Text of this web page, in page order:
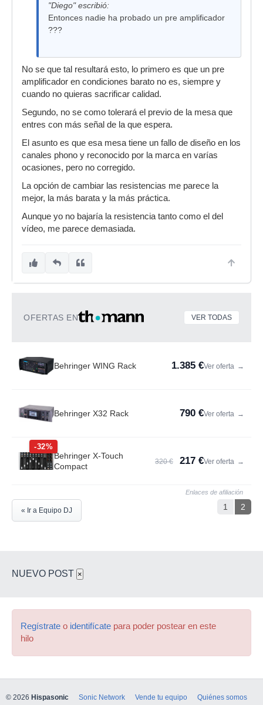
"Diego" escribió:
Entonces nadie ha probado un pre amplificador
???
No se que tal resultará esto, lo primero es que un pre
amplificador en condiciones barato no es, siempre y
cuando no quieras sacrificar calidad.
Segundo, no se como tolerará el previo de la mesa que
entres con más señal de la que espera.
El asunto es que esa mesa tiene un fallo de diseño en los
canales phono y reconocido por la marca en varías
ocasiones, pero no corregido.
La opción de cambiar las resistencias me parece la
mejor, la más barata y la más práctica.
Aunque yo no bajaría la resistencia tanto como el del
vídeo, me parece demasiada.
OFERTAS EN VER TODAS
Behringer WING Rack 1.385 €Ver oferta →
Behringer X32 Rack 790 €Ver oferta →
-32%
Behringer X-Touch
Compact
320 € 217 €Ver oferta →
Enlaces de afiliación
1 2
« Ir a Equipo DJ
NUEVO POST ×
Regístrate o identifícate para poder postear en este
hilo
© 2026 Hispasonic Sonic Network Vende tu equipo Quiénes somos